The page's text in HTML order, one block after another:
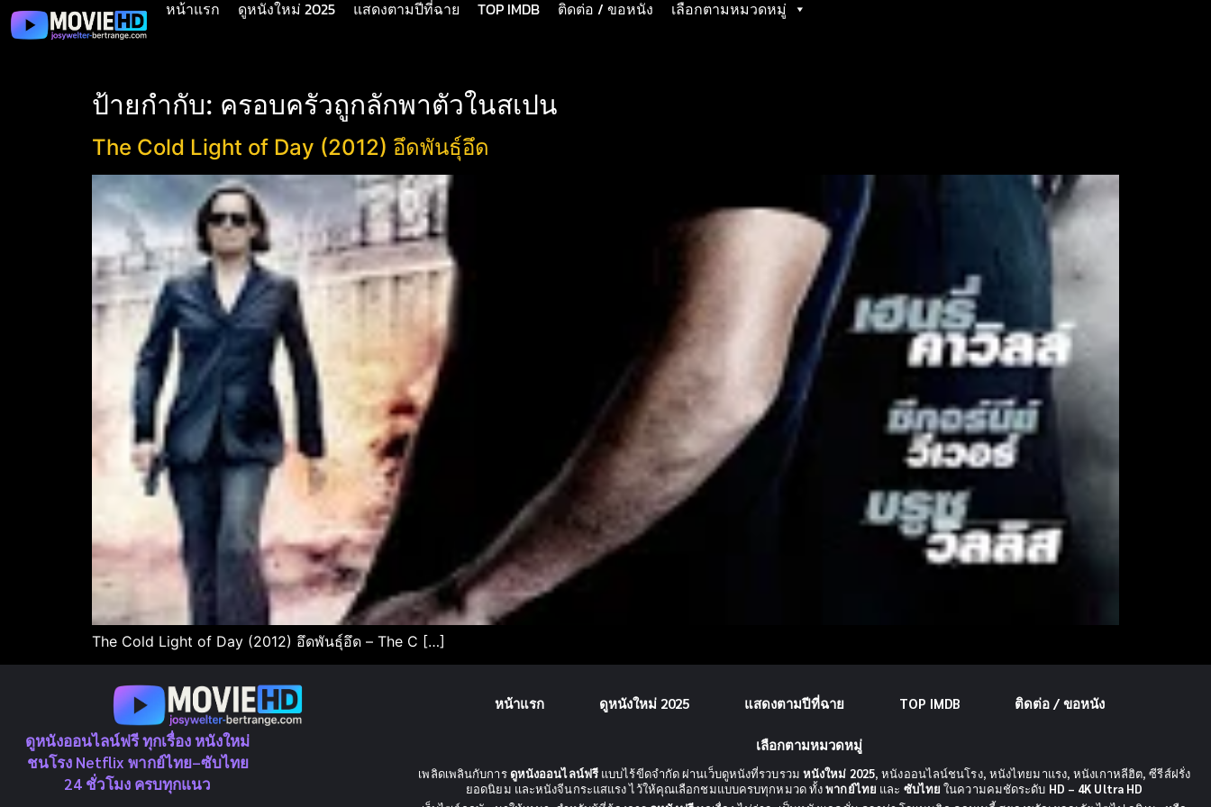
หน้าแรก ดูหนังใหม่ 2025 แสดงตามปีที่ฉาย TOP IMDB ติดต่อ / ขอหนัง เลือกตามหมวดหมู่
ป้ายกำกับ: ครอบครัวถูกลักพาตัวในสเปน
The Cold Light of Day (2012) อึดพันธุ์อึด
The Cold Light of Day (2012) อึดพันธุ์อึด – The C […]
ดูหนังออนไลน์ฟรี ทุกเรื่อง หนังใหม่
ชนโรง Netflix พากย์ไทย–ซับไทย
24 ชั่วโมง ครบทุกแนว
หน้าแรก ดูหนังใหม่ 2025 แสดงตามปีที่ฉาย TOP IMDB ติดต่อ / ขอหนัง
เลือกตามหมวดหมู่
เพลิดเพลินกับการ ดูหนังออนไลน์ฟรีแบบไร้ขีดจำกัด ผ่านเว็บดูหนังที่รวบรวม หนังใหม่ 2025, หนังออนไลน์ชนโรง, หนังไทยมาแรง, หนังเกาหลีฮิต, ซีรีส์ฝรั่ง
ยอดนิยม และหนังจีนกระแสแรง ไว้ให้คุณเลือกชมแบบครบทุกหมวด ทั้งพากย์ไทย และ ซับไทย ในความคมชัดระดับ HD – 4K Ultra HD